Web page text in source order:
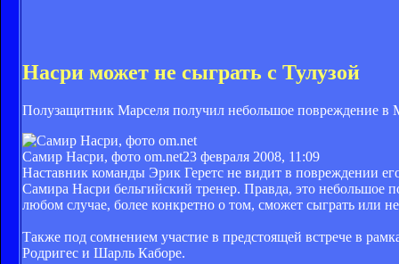
Насри может не сыграть с Тулузой
Полузащитник Марселя получил небольшое повреждение
Самир Насри, фото om.net23 февраля 2008, 11:09
Наставник команды Эрик Геретс не видит в повреждении
Самира Насри бельгийский тренер. Правда, это небольшое
любом случае, более конкретно о том, сможет сыграть или
Также под сомнением участие в предстоящей встрече в
Родригес и Шарль Каборе.